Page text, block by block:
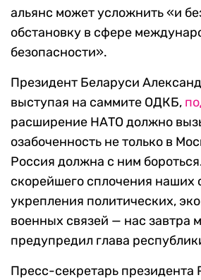
альянс может усложнить «и
обстановку в сфере
безопасности».
Президент Беларуси
выступая на саммите ОДКБ,
расширение НАТО должно
озабоченность не только в
Россия должна с ним
скорейшего сплочения наших
укрепления политических,
военных связей — нас завтра
предупредил глава
Пресс-секретарь президента